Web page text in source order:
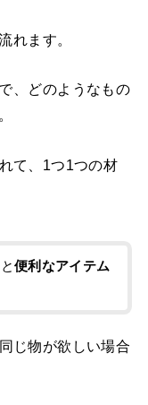
れます。
、どのようなもの
て、1つ1つの材
便利なアイテム
じ物が欲しい場合